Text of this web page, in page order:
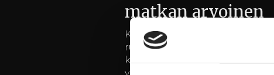
matkan arvoinen
Kosken kuohu, valtavat
ruukkikylän puut ja teollisen
kauniit rakennukset, joista